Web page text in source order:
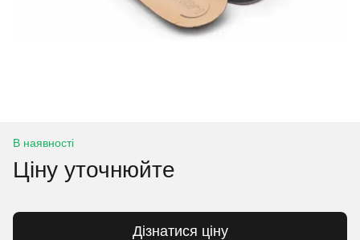
В наявності
Ціну уточнюйте
Дізнатися ціну